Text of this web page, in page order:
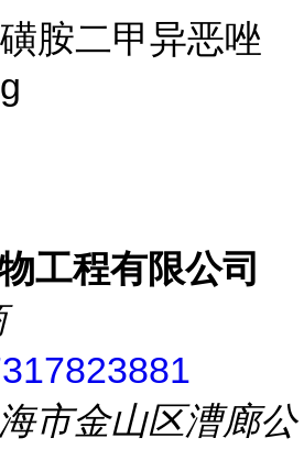
胺二甲异恶唑
工程有限公司
市金山区漕廊公